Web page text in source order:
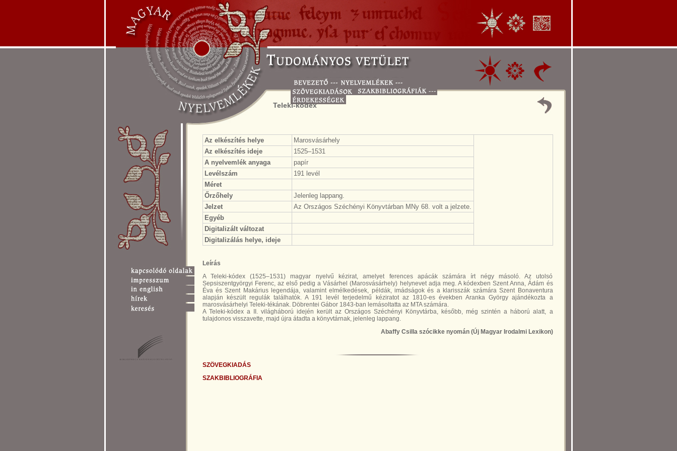
Teleki-kódex
Az elkészítés helye
Marosvásárhely
Az elkészítés ideje
1525–1531
A nyelvemlék anyaga
papír
Levélszám
191 levél
Méret
Őrzőhely
Jelenleg lappang.
Jelzet
Az Országos Széchényi Könyvtárban MNy 68. volt a jelzete.
Egyéb
Digitalizált változat
Digitalizálás helye, ideje
Leírás
A Teleki-kódex (1525–1531) magyar nyelvű kézirat, amelyet ferences apácák számára írt négy másoló. Az utolsó
Sepsiszentgyörgyi Ferenc, az első pedig a Vásárhel (Marosvásárhely) helynevet adja meg. A kódexben Szent Anna, Ádám és
Éva és Szent Makárius legendája, valamint elmélkedések, példák, imádságok és a klarisszák számára Szent Bonaventura
alapján készült regulák találhatók. A 191 levél terjedelmű kéziratot az 1810-es években Aranka György ajándékozta a
marosvásárhelyi Teleki-tékának. Döbrentei Gábor 1843-ban lemásoltatta az MTA számára.
A Teleki-kódex a II. világháború idején került az Országos Széchényi Könyvtárba, később, még szintén a háború alatt, a
tulajdonos visszavette, majd újra átadta a könyvtárnak, jelenleg lappang.
Abaffy Csilla szócikke nyomán (Új Magyar Irodalmi Lexikon)
SZÖVEGKIADÁS
SZAKBIBLIOGRÁFIA